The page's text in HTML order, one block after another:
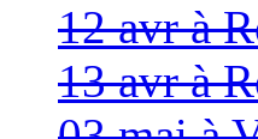
12 avr à
13 avr à